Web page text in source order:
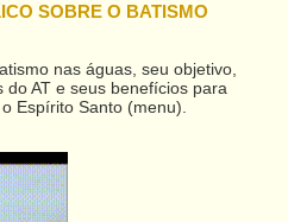
SOBRE O BATISMO
nas águas, seu objetivo,
AT e seus benefícios para
Espírito Santo (menu).